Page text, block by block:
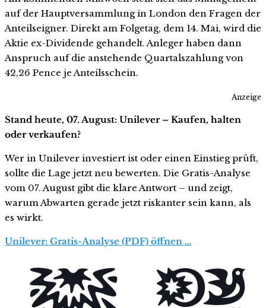
auf der Hauptversammlung in London den Fragen der
Anteilseigner. Direkt am Folgetag, dem 14. Mai, wird die
Aktie ex-Dividende gehandelt. Anleger haben dann
Anspruch auf die anstehende Quartalszahlung von
42,26 Pence je Anteilsschein.
Anzeige
Stand heute, 07. August: Unilever – Kaufen, halten
oder verkaufen?
Wer in Unilever investiert ist oder einen Einstieg prüft,
sollte die Lage jetzt neu bewerten. Die Gratis-Analyse
vom 07. August gibt die klare Antwort – und zeigt,
warum Abwarten gerade jetzt riskanter sein kann, als
es wirkt.
Unilever: Gratis-Analyse (PDF) öffnen …